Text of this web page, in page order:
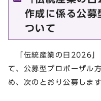
作成に係る公募
ついて
「伝統産業の日2026」
て、公募型プロポーザル
め、次のとおり公募します